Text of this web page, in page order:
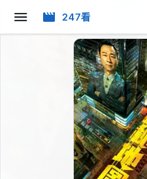
247看